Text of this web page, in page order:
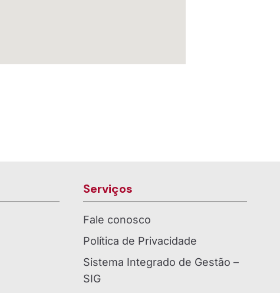
Serviços
Fale conosco
Política de Privacidade
Sistema Integrado de Gestão –
SIG